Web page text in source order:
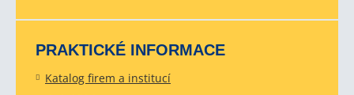
PRAKTICKÉ INFORMACE
Katalog firem a institucí